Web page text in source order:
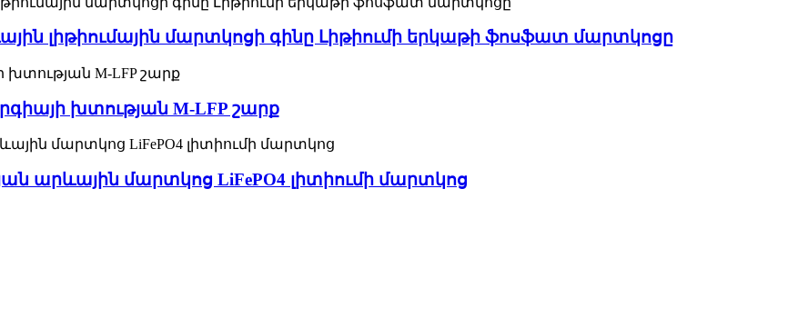
լիթիումային մարտկոցի գինը Լիթիումի երկաթի ֆոսֆատ մարտկոցը
խտության M-LFP շարք
արևային մարտկոց LiFePO4 լիտիումի մարտկոց